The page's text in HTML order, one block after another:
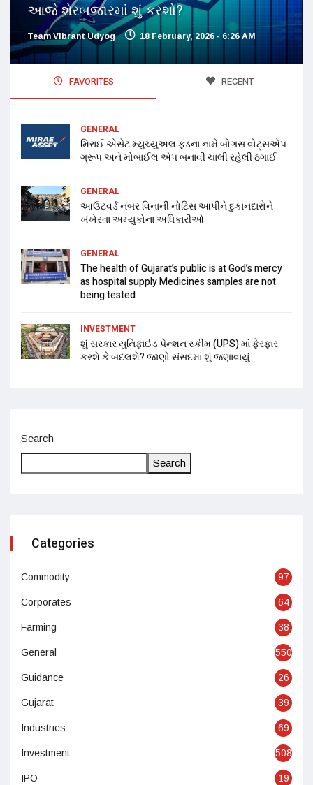
આજે શેરબજારમાં શું કરશો?
Team Vibrant Udyog 18 February, 2026 - 6:26 AM
FAVORITES RECENT
GENERAL
મિરાઈ એસેટ મ્યુચ્યુઅલ ફંડના નામે બોગસ વોટ્સએપ
ગ્રૂપ અને મોબાઈલ એપ બનાવી ચાલી રહેલી ઠગાઈ
GENERAL
આઉટવર્ડ નંબર વિનાની નોટિસ આપીને દુકાનદારોને
ખંખેરતા અમ્યુકોના અધિકારીઓ
GENERAL
The health of Gujarat’s public is at God’s mercy
as hospital supply Medicines samples are not
being tested
INVESTMENT
શું સરકાર યુનિફાઈડ પેન્શન સ્કીમ (UPS) માં ફેરફાર
કરશે કે બદલશે? જાણો સંસદમાં શું જણાવાયું
Search
Search
Categories
Commodity 97
Corporates 64
Farming 38
General 550
Guidance 26
Gujarat 39
Industries 69
Investment 508
IPO 19